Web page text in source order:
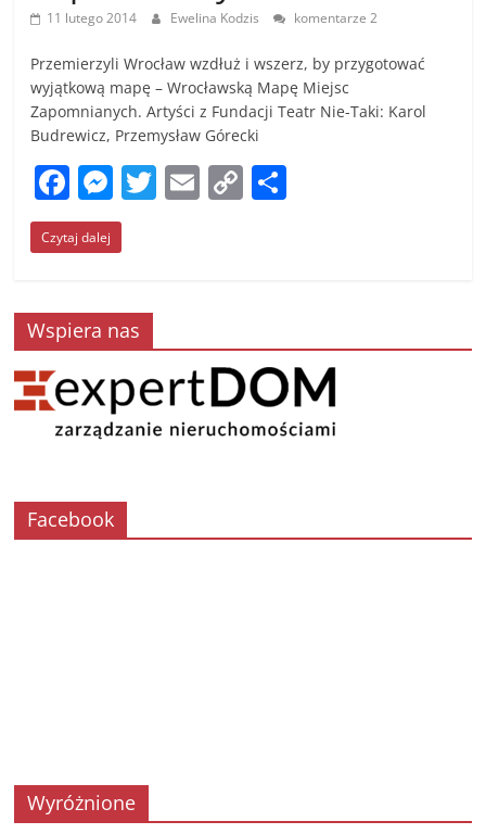
11 lutego 2014 Ewelina Kodzis komentarze 2
Przemierzyli Wrocław wzdłuż i wszerz, by przygotować
wyjątkową mapę – Wrocławską Mapę Miejsc
Zapomnianych. Artyści z Fundacji Teatr Nie-Taki: Karol
Budrewicz, Przemysław Górecki
F
a
c
b
o
o
k
M
e
ss
n
g
er
T E C
n
k
Czytaj dalej
Wspiera nas
Facebook
Wyróżnione